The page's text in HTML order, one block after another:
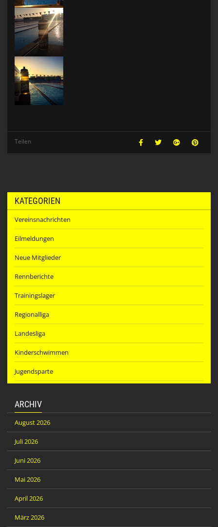
Teilen
KATEGORIEN
Vereinsnachrichten
Eilmeldungen
Neue Mitglieder
Rennberichte
Trainingslager
Regionalliga
Landesliga
Kinderschwimmen
Jugendsparte
ARCHIV
August 2026
Juli 2026
Juni 2026
Mai 2026
April 2026
März 2026